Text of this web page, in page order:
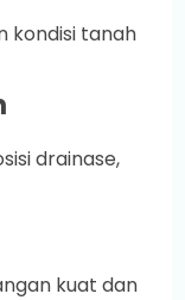
kondisi tanah
drainase,
kuat dan